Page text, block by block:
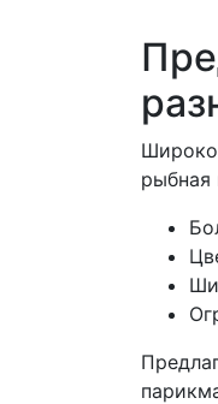
Широко
рыбная